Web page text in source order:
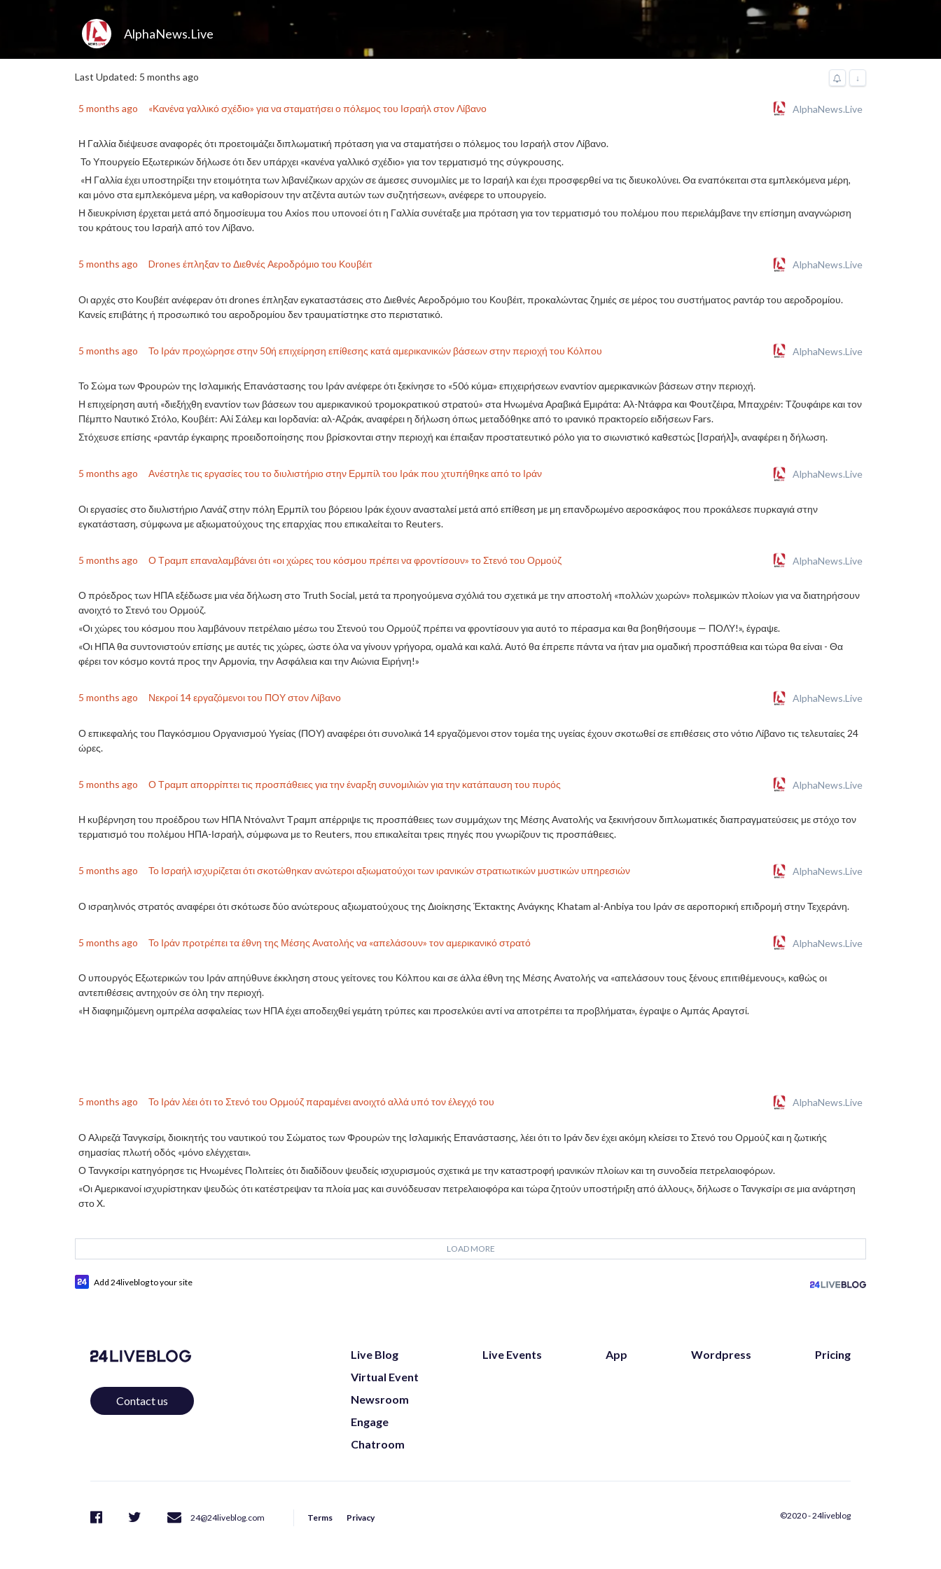
AlphaNews.Live
Last Updated: 5 months ago ↓
5 months ago «Κανένα γαλλικό σχέδιο» για να σταματήσει ο πόλεμος του Ισραήλ στον Λίβανο AlphaNews.Live
Η Γαλλία διέψευσε αναφορές ότι προετοιμάζει διπλωματική πρόταση για να σταματήσει ο πόλεμος του Ισραήλ στον Λίβανο.
Το Υπουργείο Εξωτερικών δήλωσε ότι δεν υπάρχει «κανένα γαλλικό σχέδιο» για τον τερματισμό της σύγκρουσης.
«Η Γαλλία έχει υποστηρίξει την ετοιμότητα των λιβανέζικων αρχών σε άμεσες συνομιλίες με το Ισραήλ και έχει προσφερθεί να τις διευκολύνει. Θα εναπόκειται στα εμπλεκόμενα μέρη,
και μόνο στα εμπλεκόμενα μέρη, να καθορίσουν την ατζέντα αυτών των συζητήσεων», ανέφερε το υπουργείο.
Η διευκρίνιση έρχεται μετά από δημοσίευμα του Axios που υπονοεί ότι η Γαλλία συνέταξε μια πρόταση για τον τερματισμό του πολέμου που περιελάμβανε την επίσημη αναγνώριση
του κράτους του Ισραήλ από τον Λίβανο.
5 months ago Drones έπληξαν το Διεθνές Αεροδρόμιο του Κουβέιτ AlphaNews.Live
Οι αρχές στο Κουβέιτ ανέφεραν ότι drones έπληξαν εγκαταστάσεις στο Διεθνές Αεροδρόμιο του Κουβέιτ, προκαλώντας ζημιές σε μέρος του συστήματος ραντάρ του αεροδρομίου.
Κανείς επιβάτης ή προσωπικό του αεροδρομίου δεν τραυματίστηκε στο περιστατικό.
5 months ago Το Ιράν προχώρησε στην 50ή επιχείρηση επίθεσης κατά αμερικανικών βάσεων στην περιοχή του Κόλπου AlphaNews.Live
Το Σώμα των Φρουρών της Ισλαμικής Επανάστασης του Ιράν ανέφερε ότι ξεκίνησε το «50ό κύμα» επιχειρήσεων εναντίον αμερικανικών βάσεων στην περιοχή.
Η επιχείρηση αυτή «διεξήχθη εναντίον των βάσεων του αμερικανικού τρομοκρατικού στρατού» στα Ηνωμένα Αραβικά Εμιράτα: Αλ-Ντάφρα και Φουτζέιρα, Μπαχρέιν: Τζουφάιρε και τον
Πέμπτο Ναυτικό Στόλο, Κουβέιτ: Αλί Σάλεμ και Ιορδανία: αλ-Αζράκ, αναφέρει η δήλωση όπως μεταδόθηκε από το ιρανικό πρακτορείο ειδήσεων Fars.
Στόχευσε επίσης «ραντάρ έγκαιρης προειδοποίησης που βρίσκονται στην περιοχή και έπαιξαν προστατευτικό ρόλο για το σιωνιστικό καθεστώς [Ισραήλ]», αναφέρει η δήλωση.
5 months ago Ανέστηλε τις εργασίες του το διυλιστήριο στην Ερμπίλ του Ιράκ που χτυπήθηκε από το Ιράν AlphaNews.Live
Οι εργασίες στο διυλιστήριο Λανάζ στην πόλη Ερμπίλ του βόρειου Ιράκ έχουν ανασταλεί μετά από επίθεση με μη επανδρωμένο αεροσκάφος που προκάλεσε πυρκαγιά στην
εγκατάσταση, σύμφωνα με αξιωματούχους της επαρχίας που επικαλείται το Reuters.
5 months ago Ο Τραμπ επαναλαμβάνει ότι «οι χώρες του κόσμου πρέπει να φροντίσουν» το Στενό του Ορμούζ AlphaNews.Live
Ο πρόεδρος των ΗΠΑ εξέδωσε μια νέα δήλωση στο Truth Social, μετά τα προηγούμενα σχόλιά του σχετικά με την αποστολή «πολλών χωρών» πολεμικών πλοίων για να διατηρήσουν
ανοιχτό το Στενό του Ορμούζ.
«Οι χώρες του κόσμου που λαμβάνουν πετρέλαιο μέσω του Στενού του Ορμούζ πρέπει να φροντίσουν για αυτό το πέρασμα και θα βοηθήσουμε — ΠΟΛΥ!», έγραψε.
«Οι ΗΠΑ θα συντονιστούν επίσης με αυτές τις χώρες, ώστε όλα να γίνουν γρήγορα, ομαλά και καλά. Αυτό θα έπρεπε πάντα να ήταν μια ομαδική προσπάθεια και τώρα θα είναι - Θα
φέρει τον κόσμο κοντά προς την Αρμονία, την Ασφάλεια και την Αιώνια Ειρήνη!»
5 months ago Νεκροί 14 εργαζόμενοι του ΠΟΥ στον Λίβανο AlphaNews.Live
Ο επικεφαλής του Παγκόσμιου Οργανισμού Υγείας (ΠΟΥ) αναφέρει ότι συνολικά 14 εργαζόμενοι στον τομέα της υγείας έχουν σκοτωθεί σε επιθέσεις στο νότιο Λίβανο τις τελευταίες 24
ώρες.
5 months ago Ο Τραμπ απορρίπτει τις προσπάθειες για την έναρξη συνομιλιών για την κατάπαυση του πυρός AlphaNews.Live
Η κυβέρνηση του προέδρου των ΗΠΑ Ντόναλντ Τραμπ απέρριψε τις προσπάθειες των συμμάχων της Μέσης Ανατολής να ξεκινήσουν διπλωματικές διαπραγματεύσεις με στόχο τον
τερματισμό του πολέμου ΗΠΑ-Ισραήλ, σύμφωνα με το Reuters, που επικαλείται τρεις πηγές που γνωρίζουν τις προσπάθειες.
5 months ago Το Ισραήλ ισχυρίζεται ότι σκοτώθηκαν ανώτεροι αξιωματούχοι των ιρανικών στρατιωτικών μυστικών υπηρεσιών AlphaNews.Live
Ο ισραηλινός στρατός αναφέρει ότι σκότωσε δύο ανώτερους αξιωματούχους της Διοίκησης Έκτακτης Ανάγκης Khatam al-Anbiya του Ιράν σε αεροπορική επιδρομή στην Τεχεράνη.
5 months ago Το Ιράν προτρέπει τα έθνη της Μέσης Ανατολής να «απελάσουν» τον αμερικανικό στρατό AlphaNews.Live
Ο υπουργός Εξωτερικών του Ιράν απηύθυνε έκκληση στους γείτονες του Κόλπου και σε άλλα έθνη της Μέσης Ανατολής να «απελάσουν τους ξένους επιτιθέμενους», καθώς οι
αντεπιθέσεις αντηχούν σε όλη την περιοχή.
«Η διαφημιζόμενη ομπρέλα ασφαλείας των ΗΠΑ έχει αποδειχθεί γεμάτη τρύπες και προσελκύει αντί να αποτρέπει τα προβλήματα», έγραψε ο Αμπάς Αραγτσί.
5 months ago Το Ιράν λέει ότι το Στενό του Ορμούζ παραμένει ανοιχτό αλλά υπό τον έλεγχό του AlphaNews.Live
Ο Αλιρεζά Τανγκσίρι, διοικητής του ναυτικού του Σώματος των Φρουρών της Ισλαμικής Επανάστασης, λέει ότι το Ιράν δεν έχει ακόμη κλείσει το Στενό του Ορμούζ και η ζωτικής
σημασίας πλωτή οδός «μόνο ελέγχεται».
Ο Τανγκσίρι κατηγόρησε τις Ηνωμένες Πολιτείες ότι διαδίδουν ψευδείς ισχυρισμούς σχετικά με την καταστροφή ιρανικών πλοίων και τη συνοδεία πετρελαιοφόρων.
«Οι Αμερικανοί ισχυρίστηκαν ψευδώς ότι κατέστρεψαν τα πλοία μας και συνόδευσαν πετρελαιοφόρα και τώρα ζητούν υποστήριξη από άλλους», δήλωσε ο Τανγκσίρι σε μια ανάρτηση
στο X.
LOAD MORE
Add 24liveblog to your site
Contact us
Live Blog
Virtual Event
Newsroom
Engage
Chatroom
Live Events App Wordpress Pricing
24@24liveblog.com Terms Privacy ©2020 - 24liveblog